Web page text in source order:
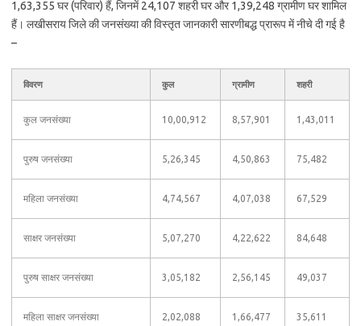
1,63,355 घर (परिवार) हैं, जिनमें 24,107 शहरी घर और 1,39,248 ग्रामीण घर शामिल
हैं। लखीसराय जिले की जनसंख्या की विस्तृत जानकारी सारणीबद्ध प्रारूप में नीचे दी गई है
–
विवरण कुल ग्रामीण शहरी
कुल जनसंख्या 10,00,912 8,57,901 1,43,011
पुरुष जनसंख्या 5,26,345 4,50,863 75,482
महिला जनसंख्या 4,74,567 4,07,038 67,529
साक्षर जनसंख्या 5,07,270 4,22,622 84,648
पुरुष साक्षर जनसंख्या 3,05,182 2,56,145 49,037
महिला साक्षर जनसंख्या 2,02,088 1,66,477 35,611